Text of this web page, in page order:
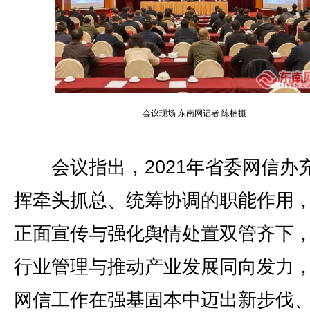
会议现场 东南网记者 陈楠摄
会议指出，2021年省委网信办
挥牵头抓总、统筹协调的职能作用
正面宣传与强化舆情处置双管齐下
行业管理与推动产业发展同向发力
网信工作在强基固本中迈出新步伐